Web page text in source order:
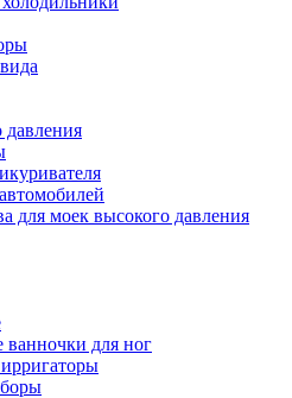
для моек высокого давления
для ног